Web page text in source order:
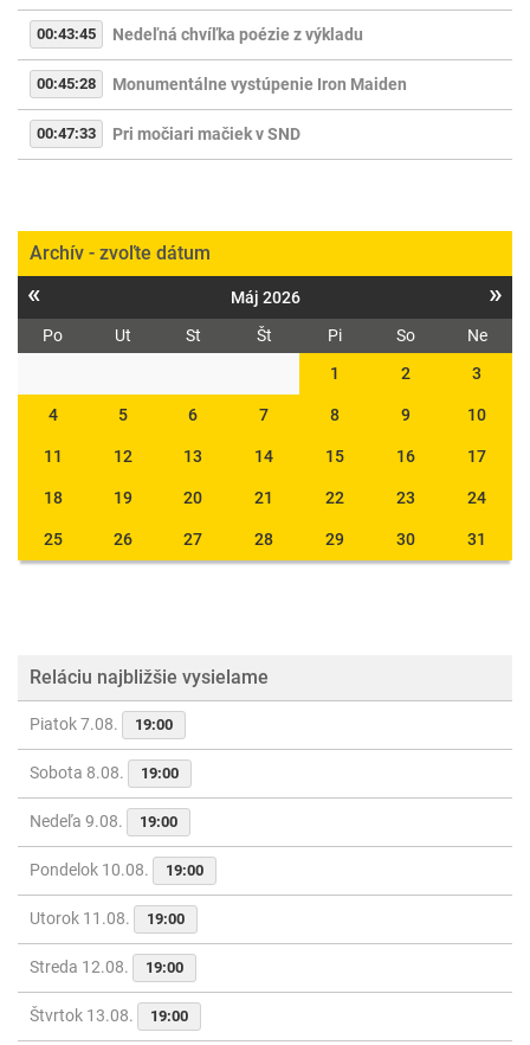
00:43:45 Nedeľná chvíľka poézie z výkladu
00:45:28 Monumentálne vystúpenie Iron Maiden
00:47:33 Pri močiari mačiek v SND
Archív - zvoľte dátum
« Máj 2026 »
Po Ut St Št Pi So
Ne
1
2 3
4 5 6 7 8 9 10
11 12 13 14 15 16 17
18 19 20 21 22 23 24
25 26 27 28 29 30 31
Reláciu najbližšie vysielame
Piatok 7.08. 19:00
Sobota 8.08. 19:00
Nedeľa 9.08. 19:00
Pondelok 10.08. 19:00
Utorok 11.08. 19:00
Streda 12.08. 19:00
Štvrtok 13.08. 19:00